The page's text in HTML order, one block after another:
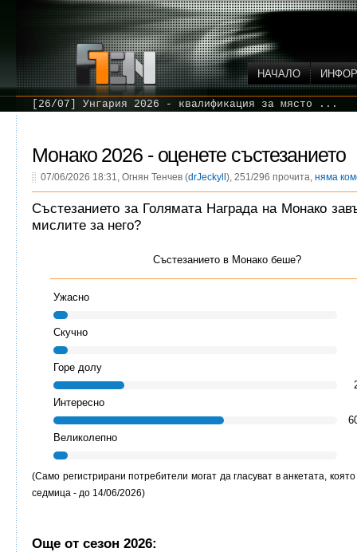
НАЧАЛО
[26/07] Унгария 2026 - квалификация за място ...
Монако 2026 - оценете състезанието
07/06/2026 18:31, Огнян Тенчев (drJeckyll ), 251/296 прочита, няма
Състезанието за Голямата Награда на Монако
мислите за него?
Състезанието в Монако беше?
Ужасно
Скучно
Горе долу
Интересно
Великолепно
(Само регистрирани потребители могат да гласуват в анкетата,
седмица - до 14/06/2026)
Още от сезон 2026: